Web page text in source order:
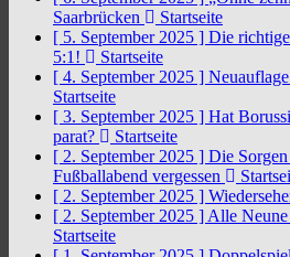
Saarbrücken
Startseite
[ 5. September 2025 ] Die
5:1!
Startseite
[ 4. September 2025 ]
Startseite
[ 3. September 2025 ] Hat
parat?
Startseite
[ 2. September 2025 ] Die
Fußballabend vergessen
[ 2. September 2025 ]
[ 2. September 2025 ] Alle
Startseite